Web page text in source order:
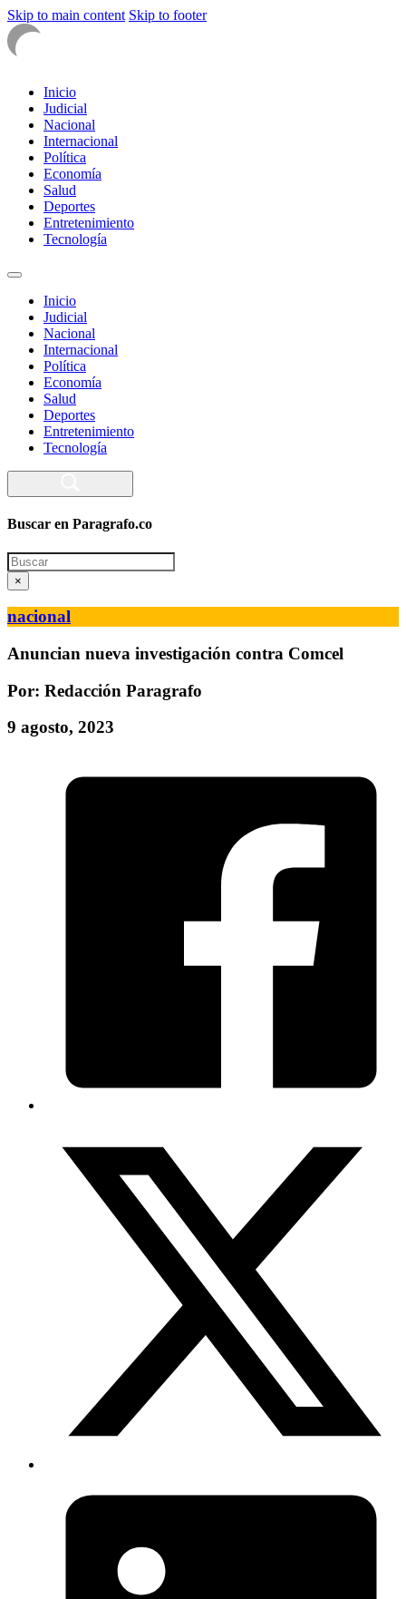
Skip to main content Skip to footer
Inicio
Judicial
Nacional
Internacional
Política
Economía
Salud
Deportes
Entretenimiento
Tecnología
Inicio
Judicial
Nacional
Internacional
Política
Economía
Salud
Deportes
Entretenimiento
Tecnología
Buscar en Paragrafo.co
Search
×
nacional
Anuncian nueva investigación contra Comcel
Por: Redacción Paragrafo
9 agosto, 2023